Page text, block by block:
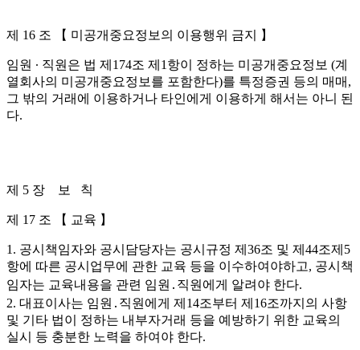
제 16 조 【 미공개중요정보의 이용행위 금지 】
임원 ∙ 직원은 법 제174조 제1항이 정하는 미공개중요정보 (계
열회사의 미공개중요정보를 포함한다)를 특정증권 등의 매매,
그 밖의 거래에 이용하거나 타인에게 이용하게 해서는 아니 된
다.
제 5 장 보 칙
제 17 조 【 교육 】
1. 공시책임자와 공시담당자는 공시규정 제36조 및 제44조제5
항에 따른 공시업무에 관한 교육 등을 이수하여야하고, 공시책
임자는 교육내용을 관련 임원․직원에게 알려야 한다.
2. 대표이사는 임원․직원에게 제14조부터 제16조까지의 사항
및 기타 법이 정하는 내부자거래 등을 예방하기 위한 교육의
실시 등 충분한 노력을 하여야 한다.